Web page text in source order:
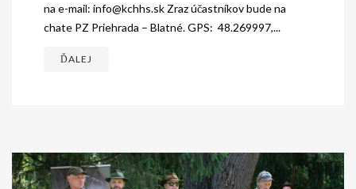
na e-mail: info@kchhs.sk Zraz účastníkov bude na
chate PZ Priehrada – Blatné. GPS: 48.269997,...
ĎALEJ